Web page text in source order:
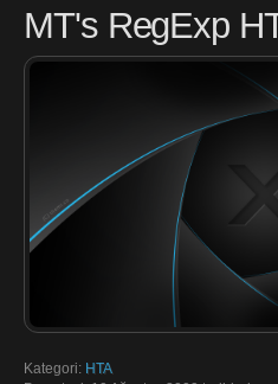
MT's RegExp
Kategori: HTA